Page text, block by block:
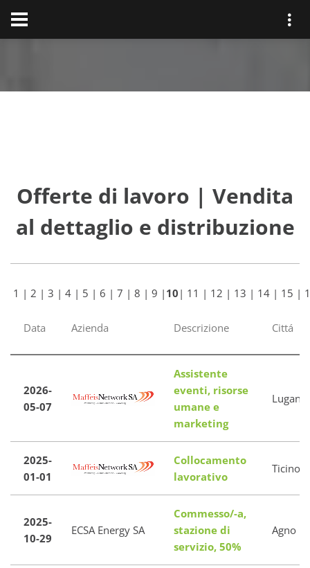
Offerte di lavoro | Vendita
al dettaglio e distribuzione
1 | 2 | 3 | 4 | 5 | 6 | 7 | 8 | 9 | 10 | 11 | 12 | 13 | 14 | 15 |
Data Azienda Descrizione Cittá
2026-
05-07
Assistente
eventi, risorse
umane e
marketing
Lugano
2025-
01-01
Collocamento
lavorativo
Ticino
2025-
10-29
ECSA Energy SA
Commesso/-a,
stazione di
servizio, 50%
Agno